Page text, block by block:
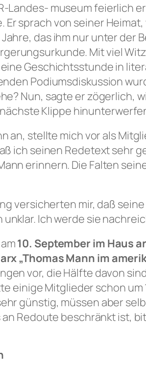
Landes- museum feierlich
sprach von seiner Heimat,
das ihm nur unter der
Mit viel
Geschichtsstunde in
Podiumsdiskussion
Nun, sagte er zögerlich,
Klippe
an, stellte mich vor als
ich seinen Redetext sehr
erinnern. Die Falten
versicherten mir, daß
Ich werde sie
10. September im Haus
„Thomas Mann im
vor, die Hälfte davon
einige Mitglieder schon um
günstig, müssen aber
Redoute beschränkt ist,